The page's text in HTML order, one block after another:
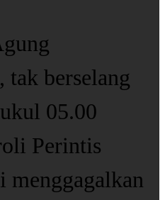
tak berselang
05.00
Perintis
menggagalkan